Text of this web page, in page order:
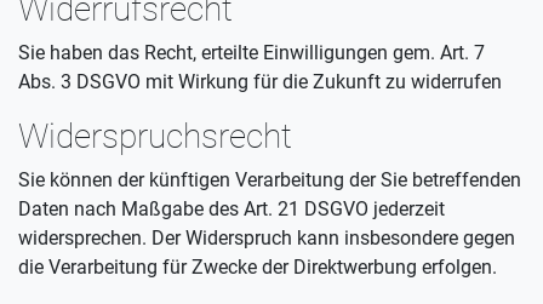
Widerrufsrecht
Sie haben das Recht, erteilte Einwilligungen gem. Art. 7
Abs. 3 DSGVO mit Wirkung für die Zukunft zu widerrufen
Widerspruchsrecht
Sie können der künftigen Verarbeitung der Sie betreffenden
Daten nach Maßgabe des Art. 21 DSGVO jederzeit
widersprechen. Der Widerspruch kann insbesondere gegen
die Verarbeitung für Zwecke der Direktwerbung erfolgen.